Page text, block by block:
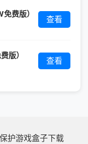
费版） 查看
版） 查看
护游戏盒子下载